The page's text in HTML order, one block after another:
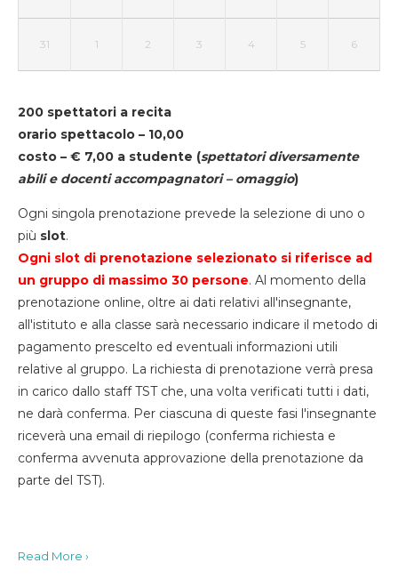
31 1 2 3 4 5 6
200 spettatori a recita
orario spettacolo – 10,00
costo – € 7,00 a studente (spettatori diversamente
abili e docenti accompagnatori – omaggio)
Ogni singola prenotazione prevede la selezione di uno o
più slot.
Ogni slot di prenotazione selezionato si riferisce ad
un gruppo di massimo 30 persone. Al momento della
prenotazione online, oltre ai dati relativi all'insegnante,
all'istituto e alla classe sarà necessario indicare il metodo di
pagamento prescelto ed eventuali informazioni utili
relative al gruppo. La richiesta di prenotazione verrà presa
in carico dallo staff TST che, una volta verificati tutti i dati,
ne darà conferma. Per ciascuna di queste fasi l'insegnante
riceverà una email di riepilogo (conferma richiesta e
conferma avvenuta approvazione della prenotazione da
parte del TST).
Read More ›